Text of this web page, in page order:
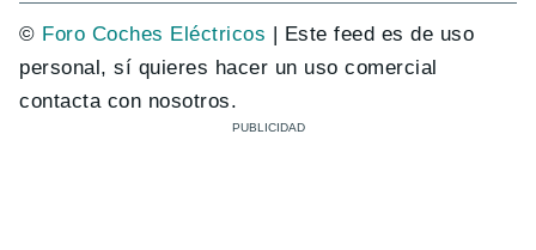
© Foro Coches Eléctricos | Este feed es de uso
personal, sí quieres hacer un uso comercial
contacta con nosotros.